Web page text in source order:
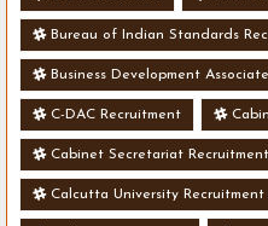
Bureau of Indian Standards
Business Development Associate
C-DAC Recruitment
Cabinet Secretariat Recruitment
Calcutta University Recruitment